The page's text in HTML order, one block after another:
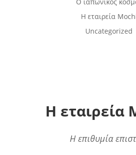
Ο ιαπωνικός
Η εταιρεία
Uncategorized
Η εταιρεία
Η επιθυμία